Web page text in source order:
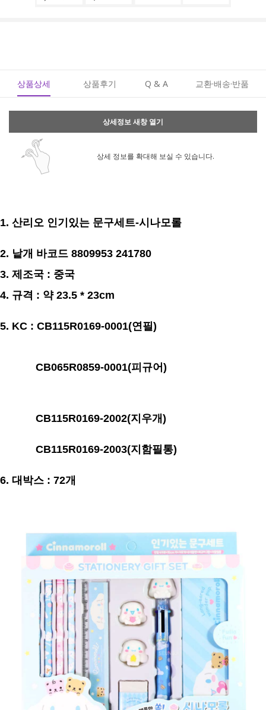
상품상세 상품후기 Q & A 교환·배송·반품
상세정보 새창 열기
상세 정보를 확대해 보실 수 있습니다.
1. 산리오 인기있는 문구세트-시나모롤
2. 낱개 바코드 8809953 241780
3. 제조국 : 중국
4. 규격 : 약 23.5 * 23cm
5. KC : CB115R0169-0001(연필)
CB065R0859-0001(피규어)
CB115R0169-2002(지우개)
CB115R0169-2003(지함필통)
6. 대박스 : 72개